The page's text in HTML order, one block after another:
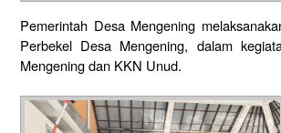
Pemerintah Desa Mengening
Perbekel Desa Mengening, dalam
Mengening dan KKN Unud.